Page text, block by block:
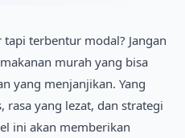
terbentur modal? Jangan
murah yang bisa
yang menjanjikan. Yang
yang lezat, dan strategi
ini akan memberikan